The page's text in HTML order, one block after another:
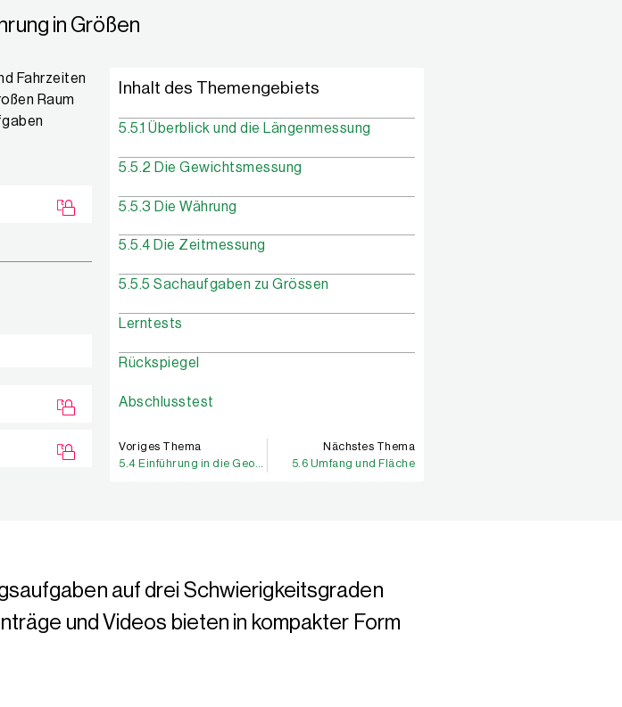
in Größen
Fahrzeiten
Raum
Inhalt des Themengebiets
5.5.1 Überblick und die Längenmessung
5.5.2 Die Gewichtsmessung
5.5.3 Die Währung
5.5.4 Die Zeitmessung
5.5.5 Sachaufgaben zu Grössen
Lerntests
Rückspiegel
Abschlusstest
Voriges Thema
Nächstes Thema
5.6 Umfang und Fläche
auf drei Schwierigkeitsgraden
und Videos bieten in kompakter Form